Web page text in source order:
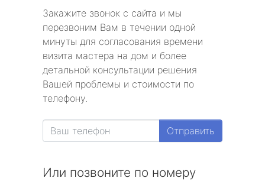
Закажите звонок с сайта и мы
перезвоним Вам в течении одной
минуты для согласования времени
визита мастера на дом и более
детальной консультации решения
Вашей проблемы и стоимости по
телефону.
Отправить
Или позвоните по номеру